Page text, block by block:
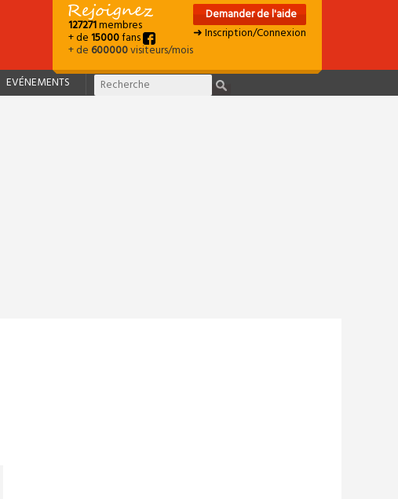
127271membres
+ de15000fans
+ de600000visiteurs/mois
Demander de l'aide
➜ Inscription/Connexion
EVÉNEMENTS